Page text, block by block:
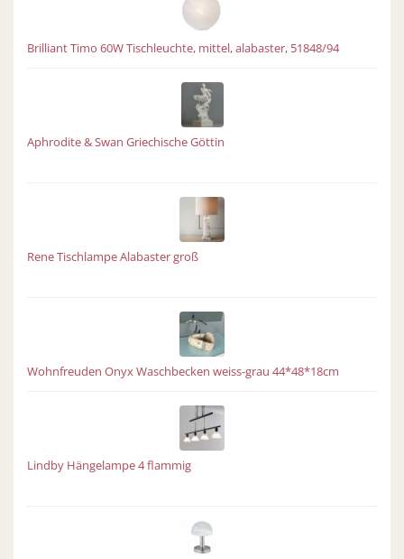
Brilliant Timo 60W Tischleuchte, mittel, alabaster, 51848/94
Aphrodite & Swan Griechische Göttin
Rene Tischlampe Alabaster groß
Wohnfreuden Onyx Waschbecken weiss-grau 44*48*18cm
Lindby Hängelampe 4 flammig